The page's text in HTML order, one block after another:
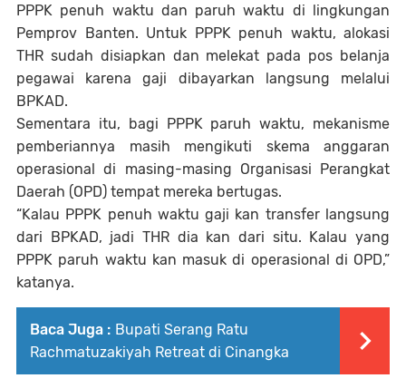
PPPK penuh waktu dan paruh waktu di lingkungan
Pemprov Banten. Untuk PPPK penuh waktu, alokasi
THR sudah disiapkan dan melekat pada pos belanja
pegawai karena gaji dibayarkan langsung melalui
BPKAD.
Sementara itu, bagi PPPK paruh waktu, mekanisme
pemberiannya masih mengikuti skema anggaran
operasional di masing-masing Organisasi Perangkat
Daerah (OPD) tempat mereka bertugas.
“Kalau PPPK penuh waktu gaji kan transfer langsung
dari BPKAD, jadi THR dia kan dari situ. Kalau yang
PPPK paruh waktu kan masuk di operasional di OPD,”
katanya.
Baca Juga : Bupati Serang Ratu
Rachmatuzakiyah Retreat di Cinangka